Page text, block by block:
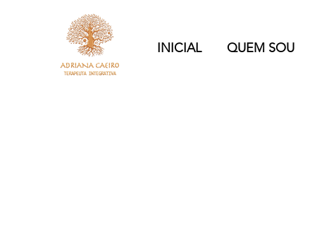
INICIAL QUEM SOU